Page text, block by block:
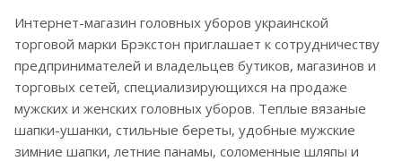
Интернет-магазин головных уборов украинской
торговой марки Брэкстон приглашает к сотрудничеству
предпринимателей и владельцев бутиков, магазинов и
торговых сетей, специализирующихся на продаже
мужских и женских головных уборов. Теплые вязаные
шапки-ушанки, стильные береты, удобные мужские
зимние шапки, летние панамы, соломенные шляпы и